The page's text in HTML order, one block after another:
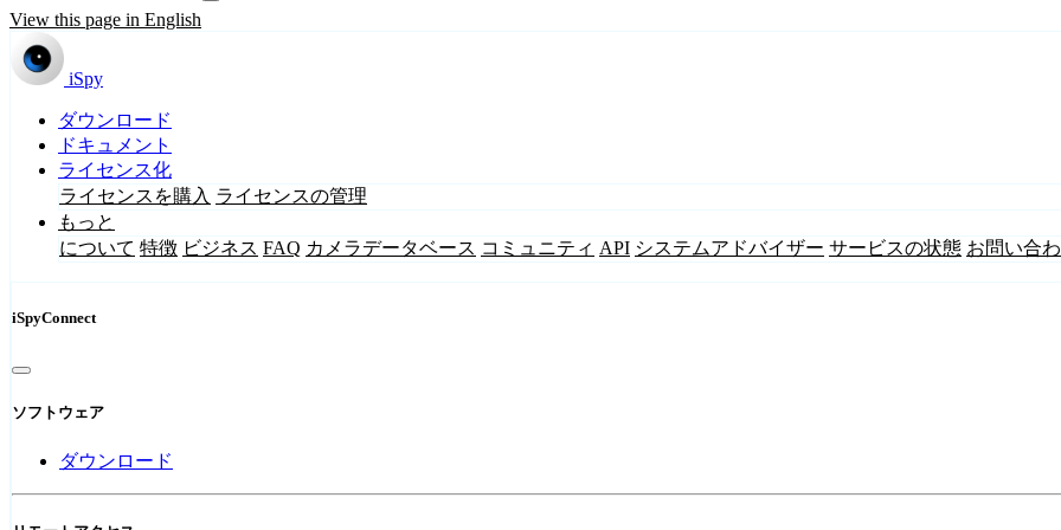
View this page in English
iSpy
ダウンロード
ドキュメント
ライセンス化
ライセンスを購入 ライセンスの管理
もっと
について 特徴 ビジネス FAQ カメラデータベース コミュニティ API システムアドバイザー サービスの状態 お問い合
iSpyConnect
ソフトウェア
ダウンロード